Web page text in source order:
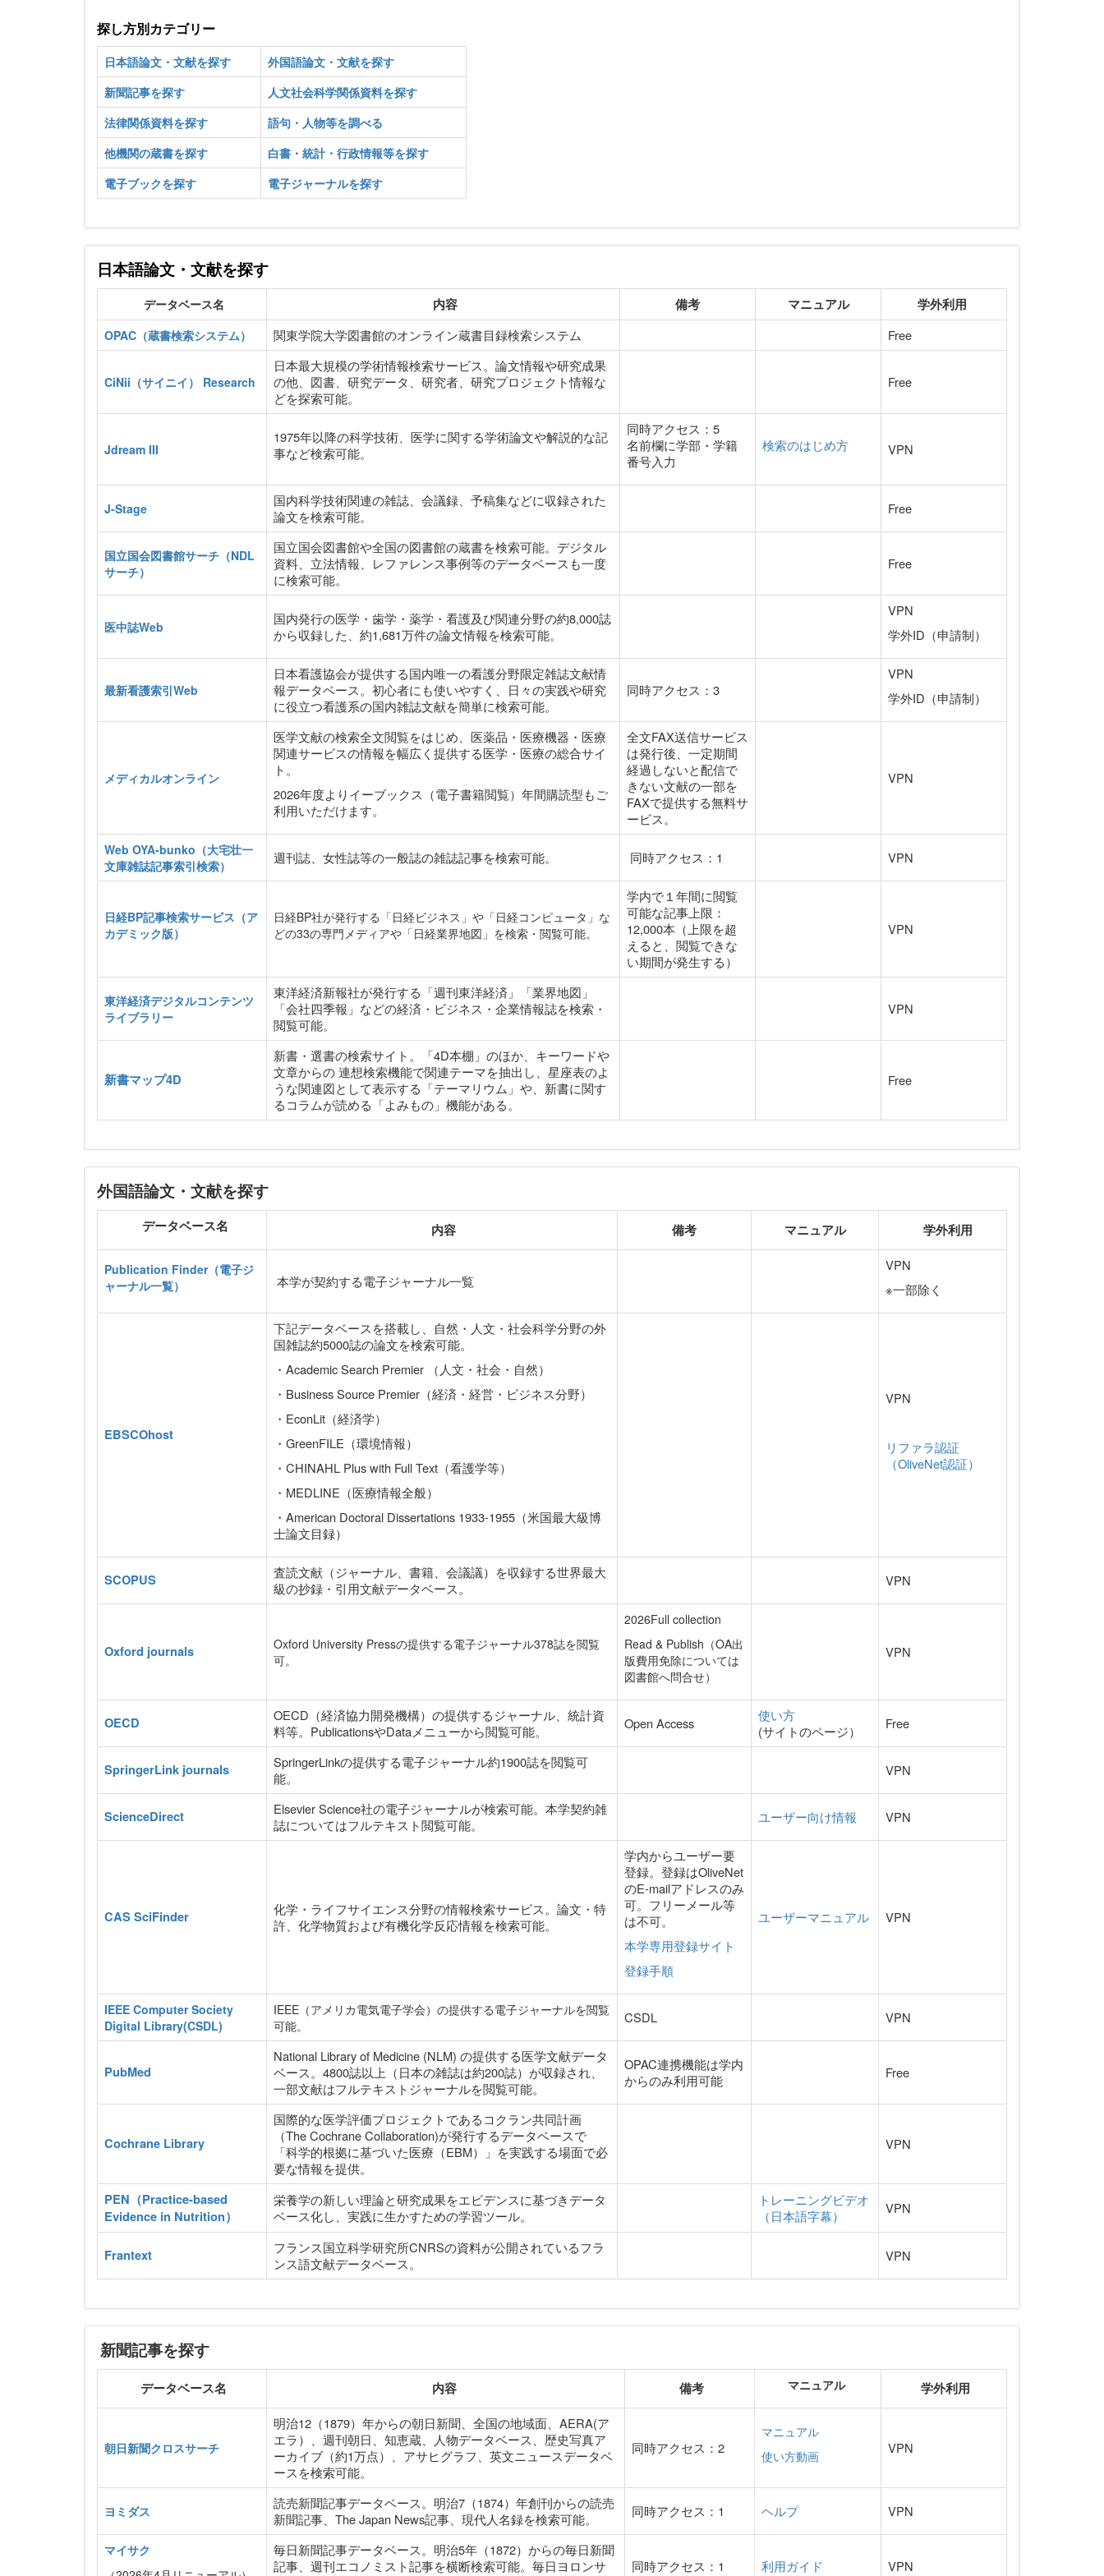
探し方別カテゴリー
日本語論文・文献を探す
外国語論文・文献を探す
新聞記事を探す
人文社会科学関係資料を探す
法律関係資料を探す
語句・人物等を調べる
他機関の蔵書を探す
白書・統計・行政情報等を探す
電子ブックを探す
電子ジャーナルを探す
日本語論文・文献を探す
データベース名 内容 備考 マニュアル 学外利用
OPAC（蔵書検索システム） 関東学院大学図書館のオンライン蔵書目録検索システム Free
CiNii（サイニイ） Research
日本最大規模の学術情報検索サービス。論文情報や研究成果
の他、図書、研究データ、研究者、研究プロジェクト情報な
どを探索可能。
Free
Jdream III
1975年以降の科学技術、医学に関する学術論文や解説的な記
事など検索可能。
同時アクセス：5
名前欄に学部・学籍
番号入力
検索のはじめ方 VPN
J-Stage
国内科学技術関連の雑誌、会議録、予稿集などに収録された
論文を検索可能。
Free
国立国会図書館サーチ（NDL
サーチ）
国立国会図書館や全国の図書館の蔵書を検索可能。デジタル
資料、立法情報、レファレンス事例等のデータベースも一度
に検索可能。
Free
医中誌Web
国内発行の医学・歯学・薬学・看護及び関連分野の約8,000誌
から収録した、約1,681万件の論文情報を検索可能。
VPN
学外ID（申請制）
最新看護索引Web
日本看護協会が提供する国内唯一の看護分野限定雑誌文献情
報データベース。初心者にも使いやすく、日々の実践や研究
に役立つ看護系の国内雑誌文献を簡単に検索可能。
同時アクセス：3
VPN
学外ID（申請制）
メディカルオンライン
医学文献の検索全文閲覧をはじめ、医薬品・医療機器・医療
関連サービスの情報を幅広く提供する医学・医療の総合サイ
ト。
2026年度よりイーブックス（電子書籍閲覧）年間購読型もご
利用いただけます。
全文FAX送信サービス
は発行後、一定期間
経過しないと配信で
きない文献の一部を
FAXで提供する無料サ
ービス。
VPN
Web OYA-bunko（大宅壮一
文庫雑誌記事索引検索）
週刊誌、女性誌等の一般誌の雑誌記事を検索可能。 同時アクセス：1 VPN
日経BP記事検索サービス（ア
カデミック版）
日経BP社が発行する「日経ビジネス」や「日経コンピュータ」な
どの33の専門メディアや「日経業界地図」を検索・閲覧可能。
学内で１年間に閲覧
可能な記事上限：
12,000本（上限を超
えると、閲覧できな
い期間が発生する）
VPN
東洋経済デジタルコンテンツ
ライブラリー
東洋経済新報社が発行する「週刊東洋経済」「業界地図」
「会社四季報」などの経済・ビジネス・企業情報誌を検索・
閲覧可能。
VPN
新書マップ4D
新書・選書の検索サイト。「4D本棚」のほか、キーワードや
文章からの 連想検索機能で関連テーマを抽出し、星座表のよ
うな関連図として表示する「テーマリウム」や、新書に関す
るコラムが読める「よみもの」機能がある。
Free
外国語論文・文献を探す
データベース名 内容 備考 マニュアル 学外利用
Publication Finder（電子ジ
ャーナル一覧）
本学が契約する電子ジャーナル一覧
VPN
※一部除く
EBSCOhost
下記データベースを搭載し、自然・人文・社会科学分野の外
国雑誌約5000誌の論文を検索可能。
・Academic Search Premier （人文・社会・自然）
・Business Source Premier（経済・経営・ビジネス分野）
・EconLit（経済学）
・GreenFILE（環境情報）
・CHINAHL Plus with Full Text（看護学等）
・MEDLINE（医療情報全般）
・American Doctoral Dissertations 1933-1955（米国最大級博
士論文目録）
VPN
リファラ認証
（OliveNet認証）
SCOPUS
査読文献（ジャーナル、書籍、会議議）を収録する世界最大
級の抄録・引用文献データベース。
VPN
Oxford journals
Oxford University Pressの提供する電子ジャーナル378誌を閲覧
可。
2026Full collection
Read & Publish（OA出
版費用免除については
図書館へ問合せ）
VPN
OECD
OECD（経済協力開発機構）の提供するジャーナル、統計資
料等。PublicationsやDataメニューから閲覧可能。
Open Access
使い方
(サイトのページ）
Free
SpringerLink journals
SpringerLinkの提供する電子ジャーナル約1900誌を閲覧可
能。
VPN
ScienceDirect
Elsevier Science社の電子ジャーナルが検索可能。本学契約雑
誌についてはフルテキスト閲覧可能。
ユーザー向け情報 VPN
CAS SciFinder
化学・ライフサイエンス分野の情報検索サービス。論文・特
許、化学物質および有機化学反応情報を検索可能。
学内からユーザー要
登録。登録はOliveNet
のE-mailアドレスのみ
可。フリーメール等
は不可。
本学専用登録サイト
登録手順
ユーザーマニュアル VPN
IEEE Computer Society
Digital Library(CSDL)
IEEE（アメリカ電気電子学会）の提供する電子ジャーナルを閲覧
可能。
CSDL VPN
PubMed
National Library of Medicine (NLM) の提供する医学文献データ
ベース。4800誌以上（日本の雑誌は約200誌）が収録され、
一部文献はフルテキストジャーナルを閲覧可能。
OPAC連携機能は学内
からのみ利用可能
Free
Cochrane Library
国際的な医学評価プロジェクトであるコクラン共同計画
（The Cochrane Collaboration)が発行するデータベースで
「科学的根拠に基づいた医療（EBM）」を実践する場面で必
要な情報を提供。
VPN
PEN（Practice-based
Evidence in Nutrition）
栄養学の新しい理論と研究成果をエビデンスに基づきデータ
ベース化し、実践に生かすための学習ツール。
トレーニングビデオ
（日本語字幕）
VPN
Frantext
フランス国立科学研究所CNRSの資料が公開されているフラ
ンス語文献データベース。
VPN
新聞記事を探す
データベース名 内容 備考 マニュアル 学外利用
朝日新聞クロスサーチ
明治12（1879）年からの朝日新聞、全国の地域面、AERA(ア
エラ）、週刊朝日、知恵蔵、人物データベース、歴史写真ア
ーカイブ（約1万点）、アサヒグラフ、英文ニュースデータベ
ースを検索可能。
同時アクセス：2
マニュアル
使い方動画
VPN
ヨミダス
読売新聞記事データベース。明治7（1874）年創刊からの読売
新聞記事、The Japan News記事、現代人名録を検索可能。
同時アクセス：1 ヘルプ VPN
マイサク
毎日新聞記事データベース。明治5年（1872）からの毎日新聞
記事、週刊エコノミスト記事を横断検索可能。毎日ヨロンサ
同時アクセス：1 利用ガイド VPN